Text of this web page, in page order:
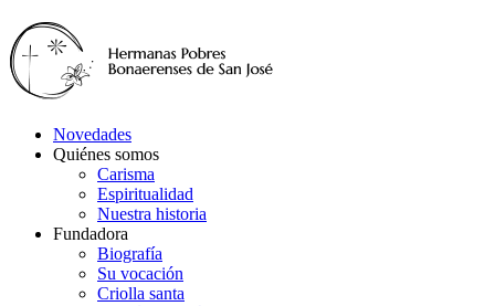
Novedades
Quiénes somos
Carisma
Espiritualidad
Nuestra historia
Fundadora
Biografía
Su vocación
Criolla santa